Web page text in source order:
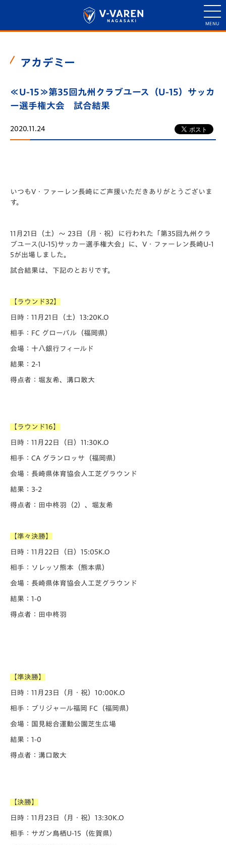
アカデミー
≪U-15≫第35回九州クラブユース（U-15）サッカ
ー選手権大会 試合結果
2020.11.24
いつもV・ファーレン長崎にご声援いただきありがとうございま
す。
11月21日（土）～ 23日（月・祝）に行われた「第35回九州クラ
ブユース(U-15)サッカー選手権大会」に、V・ファーレン長崎U-1
5が出場しました。
試合結果は、下記のとおりです。
【ラウンド32】
日時：11月21日（土）13:20K.O
相手：FC グローバル（福岡県）
会場：十八銀行フィールド
結果：2-1
得点者：堀友希、溝口敢大
【ラウンド16】
日時：11月22日（日）11:30K.O
相手：CA グランロッサ（福岡県）
会場：長崎県体育協会人工芝グラウンド
結果：3-2
得点者：田中柊羽（2）、堀友希
【準々決勝】
日時：11月22日（日）15:05K.O
相手：ソレッソ熊本（熊本県）
会場：長崎県体育協会人工芝グラウンド
結果：1-0
得点者：田中柊羽
【準決勝】
日時：11月23日（月・祝）10:00K.O
相手：ブリジャール福岡 FC（福岡県）
会場：国見総合運動公園芝生広場
結果：1-0
得点者：溝口敢大
【決勝】
日時：11月23日（月・祝）13:30K.O
相手：サガン鳥栖U-15（佐賀県）